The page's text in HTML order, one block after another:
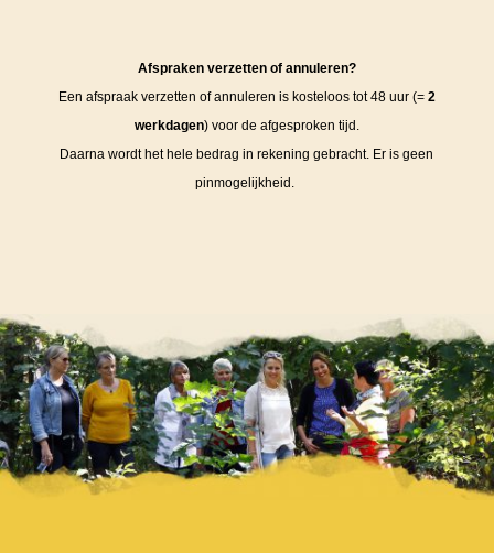
Afspraken verzetten of annuleren?
Een afspraak verzetten of annuleren is kosteloos tot 48 uur (= 2
werkdagen) voor de afgesproken tijd.
Daarna wordt het hele bedrag in rekening gebracht. Er is geen
pinmogelijkheid.